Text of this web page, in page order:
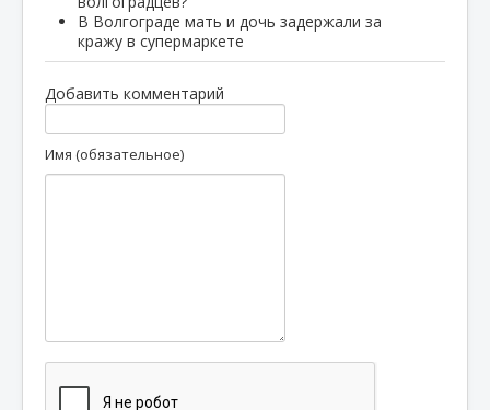
В Волгограде мать и дочь задержали за
кражу в супермаркете
Добавить комментарий
Имя (обязательное)